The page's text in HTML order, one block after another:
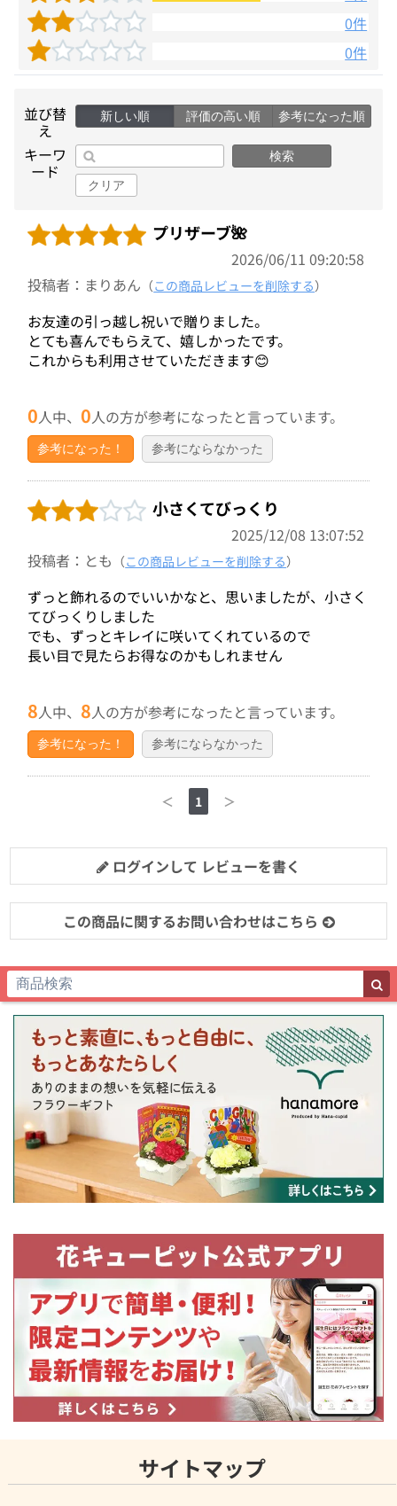
0件
0件
並び替
え
新しい順 評価の高い順 参考になった順
キーワ
ード
検索
クリア
プリザーブ🌺
2026/06/11 09:20:58
投稿者：まりあん （この商品レビューを削除する）
お友達の引っ越し祝いで贈りました。
とても喜んでもらえて、嬉しかったです。
これからも利用させていただきます😊
0人中、0人の方が参考になったと言っています。
参考になった！ 参考にならなかった
小さくてびっくり
2025/12/08 13:07:52
投稿者：とも （この商品レビューを削除する）
ずっと飾れるのでいいかなと、思いましたが、小さく
てびっくりしました
でも、ずっとキレイに咲いてくれているので
長い目で見たらお得なのかもしれません
8人中、 8人の方が参考になったと言っています。
参考になった！ 参考にならなかった
＜ 1 ＞
ログインして レビューを書く
この商品に関するお問い合わせはこちら
サイトマップ